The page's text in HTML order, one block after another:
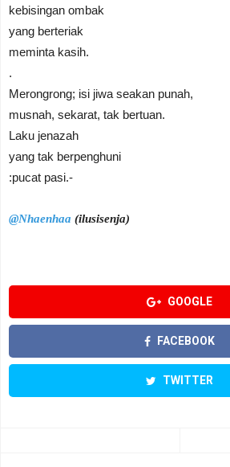
kebisingan ombak
yang berteriak
meminta kasih.
.
Merongrong; isi jiwa seakan punah,
musnah, sekarat, tak bertuan.
Laku jenazah
yang tak berpenghuni
:pucat pasi.-
@Nhaenhaa (ilusisenja)
GOOGLE
FACEBOOK
TWITTER